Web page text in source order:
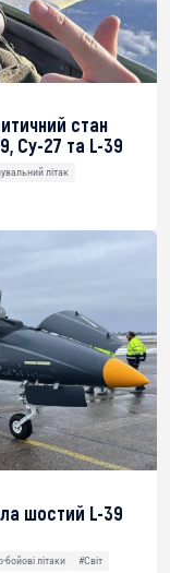
стан
Су-27 та L-39
літак
шостий L-39
літаки
#Світ